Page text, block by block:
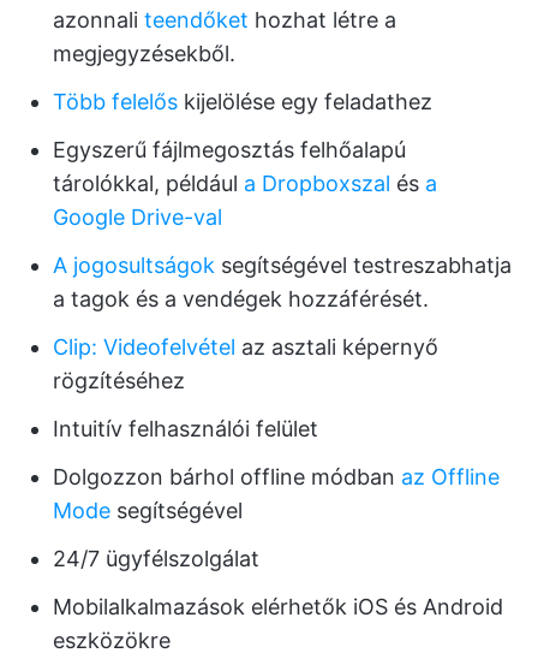
azonnali teendőket hozhat létre a
megjegyzésekből.
Több felelős kijelölése egy feladathez
Egyszerű fájlmegosztás felhőalapú
tárolókkal, például a Dropboxszal és a
Google Drive-val
A jogosultságok segítségével testreszabhatja
a tagok és a vendégek hozzáférését.
Clip: Videofelvétel az asztali képernyő
rögzítéséhez
Intuitív felhasználói felület
Dolgozzon bárhol offline módban az Offline
Mode segítségével
24/7 ügyfélszolgálat
Mobilalkalmazások elérhetők iOS és Android
eszközökre